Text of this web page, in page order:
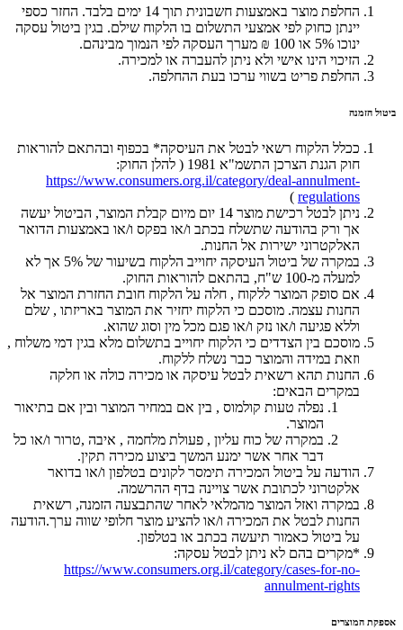
החלפת מוצר באמצעות חשבונית תוך 14 ימים בלבד. החזר כספי
יינתן כחוק לפי אמצעי התשלום בו הלקוח שילם. בגין ביטול עסקה
ינוכו 5% או 100 ₪ מערך העסקה לפי הנמוך מבינהם.
הזיכוי הינו אישי ולא ניתן להעברה או למכירה.
החלפת פריט בשווי ערכו בעת ההחלפה.
ביטול הזמנה
ככלל הלקוח רשאי לבטל את העיסקה* בכפוף ובהתאם להוראות
חוק הגנת הצרכן התשמ"א 1981 ( להלן החוק:
https://www.consumers.org.il/category/deal-annulment-
regulations
)
ניתן לבטל רכישת מוצר 14 יום מיום קבלת המוצר, הביטול יעשה
אך ורק בהודעה שתשלח בכתב ו/או בפקס ו/או באמצעות הדואר
האלקטרוני ישירות אל החנות.
במקרה של ביטול העיסקה יחוייב הלקוח בשיעור של 5% אך לא
למעלה מ-100 ש"ח, בהתאם להוראות החוק.
אם סופק המוצר ללקוח , חלה על הלקוח חובת החזרת המוצר אל
החנות עצמה. מוסכם כי הלקוח יחזיר את המוצר באריזתו , שלם
וללא פגיעה ו/או נזק ו/או פגם מכל מין וסוג שהוא.
מוסכם בין הצדדים כי הלקוח יחוייב בתשלום מלא בגין דמי משלוח ,
וזאת במידה והמוצר כבר נשלח ללקוח.
החנות תהא רשאית לבטל עיסקה או מכירה כולה או חלקה
במקרים הבאים:
נפלה טעות קולמוס , בין אם במחיר המוצר ובין אם בתיאור
המוצר.
במקרה של כוח עליון , פעולת מלחמה , איבה ,טרור ו/או כל
דבר אחר אשר ימנע המשך ביצוע מכירה תקין.
הודעה על ביטול המכירה תימסר לקונים בטלפון ו/או בדואר
אלקטרוני לכתובת אשר צויינה בדף ההרשמה.
במקרה ואזל המוצר מהמלאי לאחר שהתבצעה הזמנה, רשאית
החנות לבטל את המכירה ו/או להציע מוצר חלופי שווה ערך.הודעה
על ביטול כאמור תיעשה בכתב או בטלפון.
*מקרים בהם לא ניתן לבטל עסקה:
https://www.consumers.org.il/category/cases-for-no-
annulment-rights
אספקת המוצרים